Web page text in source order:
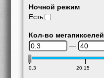
Ночной режим
Есть
Кол-во мегапикселей
—
0.3 20.15